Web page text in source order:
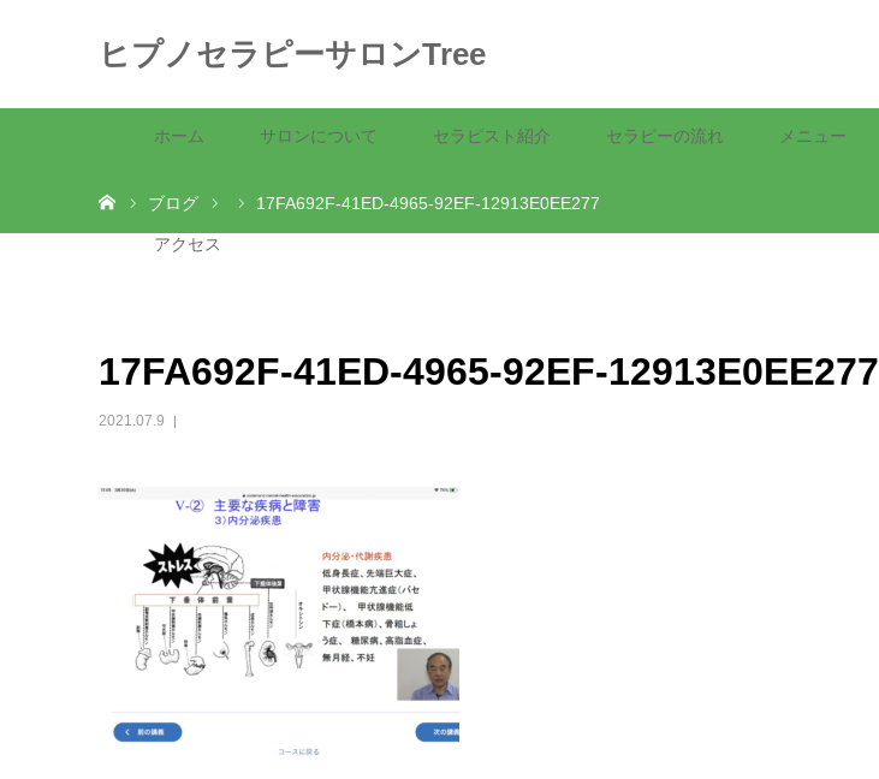
ヒプノセラピーサロンTree
ホーム サロンについて セラピスト紹介 セラピーの流れ メニュー
アクセス
ブログ 17FA692F-41ED-4965-92EF-12913E0EE277
17FA692F-41ED-4965-92EF-12913E0EE277
2021.07.9